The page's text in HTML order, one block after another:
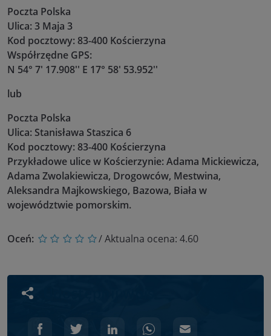
Poczta Polska
Ulica: 3 Maja 3
Kod pocztowy: 83-400 Kościerzyna
Współrzędne GPS:
N 54° 7' 17.908'' E 17° 58' 53.952''
lub
Poczta Polska
Ulica: Stanisława Staszica 6
Kod pocztowy: 83-400 Kościerzyna
Przykładowe ulice w Kościerzynie: Adama Mickiewicza,
Adama Zwolakiewicza, Drogowców, Mestwina,
Aleksandra Majkowskiego, Bazowa, Biała w
województwie pomorskim.
Oceń: / Aktualna ocena: 4.60